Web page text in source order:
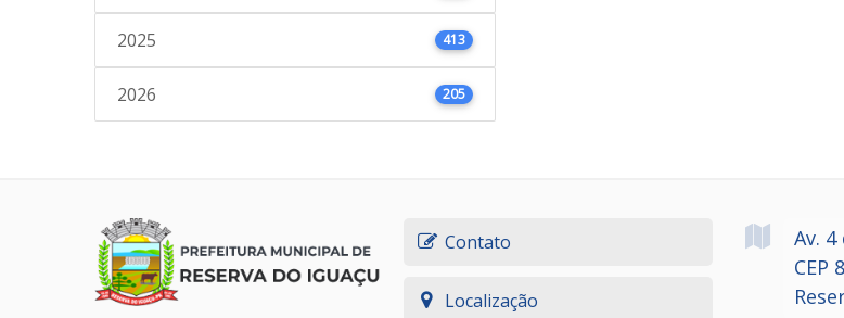
2025 413
2026 205
Contato
Localização
Av.
CEP